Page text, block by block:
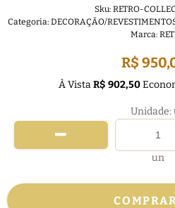
Sku: RETRO-
Categoria: DECORAÇÃO/
Marca:
R$
À VistaR$ 902,50
Unidade:
un
COMPRAR